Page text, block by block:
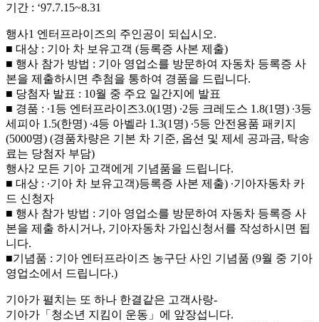
기간 : ‘97.7.15~8.31
행사1 엔터프라이즈의 주인공이 되십시오.
■ 대상 : 기아 차 보유고객 (등록증 사본 제출)
■ 행사 참가 방법 : 기아 영업소를 방문하여 자동차 등록증 사
본을 제출하시면 추첨을 통하여 경품을 드립니다.
■ 당첨자 발표 : 10월 중 주요 일간지에 발표
■ 경품 : ∙1등 엔터프라이즈3.0(1명) ∙2등 크레도스 1.8(1명) ∙3등
세피아 1.5(한명) ∙4등 아벨라 1.3(1명) ∙5등 안전용품 패키지
(5000명) (경품차량은 기본 차 기준, 옵션 및 제세 공과금, 탁송
료는 당첨자 부담)
행사2 모든 기아 고객에게 기념품을 드립니다.
■ 대상 : ∙기아 차 보유고객)등록증 사본 제출) ∙기아자동차 카
드 신청자
■ 행사 참가 방법 : 기아 영업소를 방문하여 자동차 등록증 사
본을 제출 하시거나, 기아자동차 가입신청서를 작성하시면 됩
니다.
■기념품 : 기아 엔터프라이즈 농구단 사인 기념품 (9월 중 기아
영업소에서 드립니다.)
기아가 펼치는 또 하나 한결같은 고객사랑-
기아가「청소년 지킴이 운동」에 앞장섭니다.